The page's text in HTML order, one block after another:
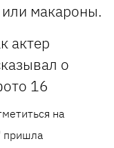
макароны.
на
пришла